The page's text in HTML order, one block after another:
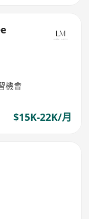
機會
$15K-22K/月